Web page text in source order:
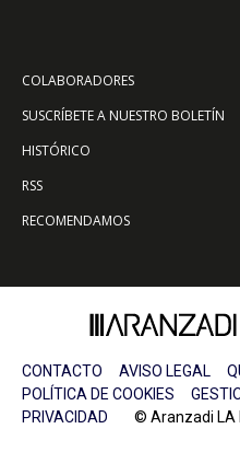
COLABORADORES
SUSCRÍBETE A NUESTRO BOLETÍN
HISTÓRICO
RSS
RECOMENDAMOS
CONTACTO AVISO LEGAL
POLÍTICA DE COOKIES
PRIVACIDAD © Aranzadi LA